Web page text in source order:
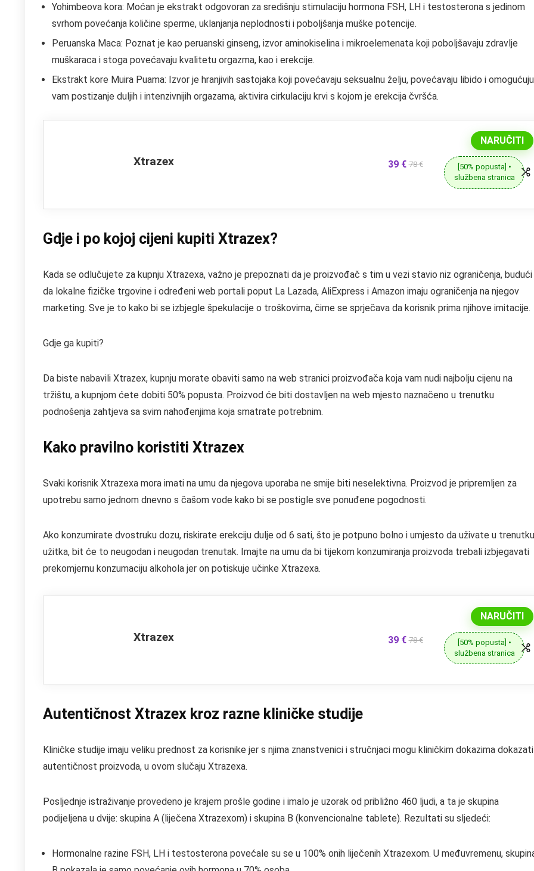
Yohimbeova kora: Moćan je ekstrakt odgovoran za središnju stimulaciju hormona FSH, LH i testosterona s jedinom
svrhom povećanja količine sperme, uklanjanja neplodnosti i poboljšanja muške potencije.
Peruanska Maca: Poznat je kao peruanski ginseng, izvor aminokiselina i mikroelemenata koji poboljšavaju zdravlje
muškaraca i stoga povećavaju kvalitetu orgazma, kao i erekcije.
Ekstrakt kore Muira Puama: Izvor je hranjivih sastojaka koji povećavaju seksualnu želju, povećavaju libido i omogućuju
vam postizanje duljih i intenzivnijih orgazama, aktivira cirkulaciju krvi s kojom je erekcija čvršća.
Xtrazex 39 € 78 €
NARUČITI
[50% popusta] •
službena stranica
Gdje i po kojoj cijeni kupiti Xtrazex?
Kada se odlučujete za kupnju Xtrazexa, važno je prepoznati da je proizvođač s tim u vezi stavio niz ograničenja, budući
da lokalne fizičke trgovine i određeni web portali poput La Lazada, AliExpress i Amazon imaju ograničenja na njegov
marketing. Sve je to kako bi se izbjegle špekulacije o troškovima, čime se sprječava da korisnik prima njihove imitacije.
Gdje ga kupiti?
Da biste nabavili Xtrazex, kupnju morate obaviti samo na web stranici proizvođača koja vam nudi najbolju cijenu na
tržištu, a kupnjom ćete dobiti 50% popusta. Proizvod će biti dostavljen na web mjesto naznačeno u trenutku
podnošenja zahtjeva sa svim nahođenjima koja smatrate potrebnim.
Kako pravilno koristiti Xtrazex
Svaki korisnik Xtrazexa mora imati na umu da njegova uporaba ne smije biti neselektivna. Proizvod je pripremljen za
upotrebu samo jednom dnevno s čašom vode kako bi se postigle sve ponuđene pogodnosti.
Ako konzumirate dvostruku dozu, riskirate erekciju dulje od 6 sati, što je potpuno bolno i umjesto da uživate u trenutku
užitka, bit će to neugodan i neugodan trenutak. Imajte na umu da bi tijekom konzumiranja proizvoda trebali izbjegavati
prekomjernu konzumaciju alkohola jer on potiskuje učinke Xtrazexa.
Xtrazex 39 € 78 €
NARUČITI
[50% popusta] •
službena stranica
Autentičnost Xtrazex kroz razne kliničke studije
Kliničke studije imaju veliku prednost za korisnike jer s njima znanstvenici i stručnjaci mogu kliničkim dokazima dokazati
autentičnost proizvoda, u ovom slučaju Xtrazexa.
Posljednje istraživanje provedeno je krajem prošle godine i imalo je uzorak od približno 460 ljudi, a ta je skupina
podijeljena u dvije: skupina A (liječena Xtrazexom) i skupina B (konvencionalne tablete). Rezultati su sljedeći:
Hormonalne razine FSH, LH i testosterona povećale su se u 100% onih liječenih Xtrazexom. U međuvremenu,